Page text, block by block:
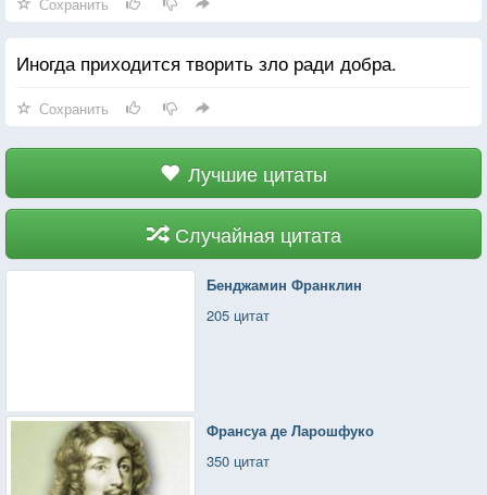
Иногда приходится творить зло ради добра.
Сохранить
Лучшие цитаты
Случайная цитата
Бенджамин Франклин
205 цитат
Франсуа де Ларошфуко
350 цитат